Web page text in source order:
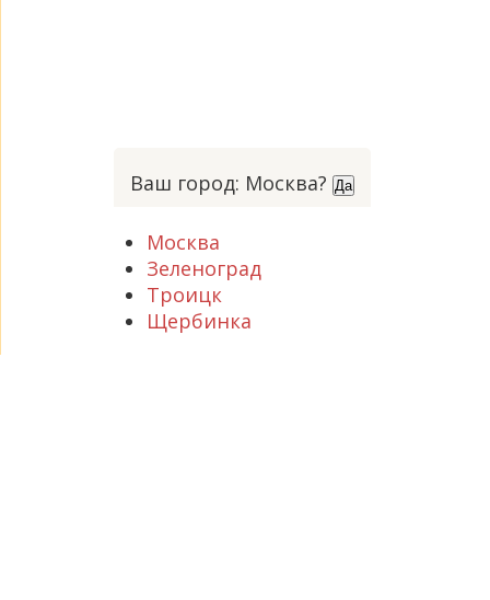
Ваш город: Москва? Да
Москва
Зеленоград
Троицк
Щербинка